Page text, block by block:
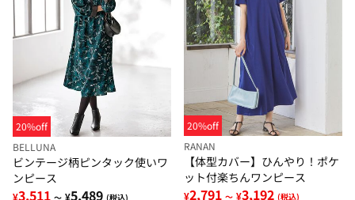
20%off
BELLUNA
ビンテージ柄ピンタック使いワ
ンピース
¥3,511 ～ ¥5,489 (税込)
20%off
RANAN
【体型カバー】ひんやり！ポケ
ット付楽ちんワンピース
¥2,791 ～ ¥3,192 (税込)